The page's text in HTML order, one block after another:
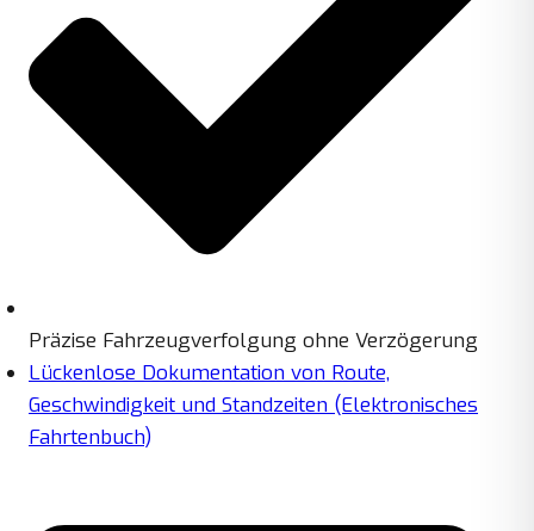
Präzise Fahrzeugverfolgung ohne Verzögerung
Lückenlose Dokumentation von Route,
Geschwindigkeit und Standzeiten (Elektronisches
Fahrtenbuch)